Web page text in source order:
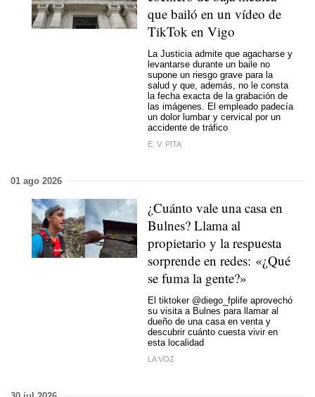
que bailó en un vídeo de
TikTok en Vigo
La Justicia admite que agacharse y
levantarse durante un baile no
supone un riesgo grave para la
salud y que, además, no le consta
la fecha exacta de la grabación de
las imágenes. El empleado padecía
un dolor lumbar y cervical por un
accidente de tráfico
E. V. PITA
01 ago 2026
¿Cuánto vale una casa en
Bulnes? Llama al
propietario y la respuesta
sorprende en redes: «¿Qué
se fuma la gente?»
El tiktoker @diego_fplife aprovechó
su visita a Bulnes para llamar al
dueño de una casa en venta y
descubrir cuánto cuesta vivir en
esta localidad
LA VOZ